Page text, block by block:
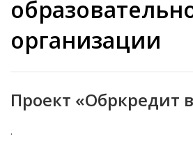
организации
Проект «Обркредит
.